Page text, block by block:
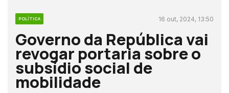
POLÍTICA 16 out, 2024, 13:50
Governo da República vai
revogar portaria sobre o
subsídio social de
mobilidade